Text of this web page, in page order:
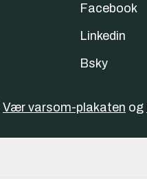
Facebook
Linkedin
Bsky
Vær varsom-plakaten og